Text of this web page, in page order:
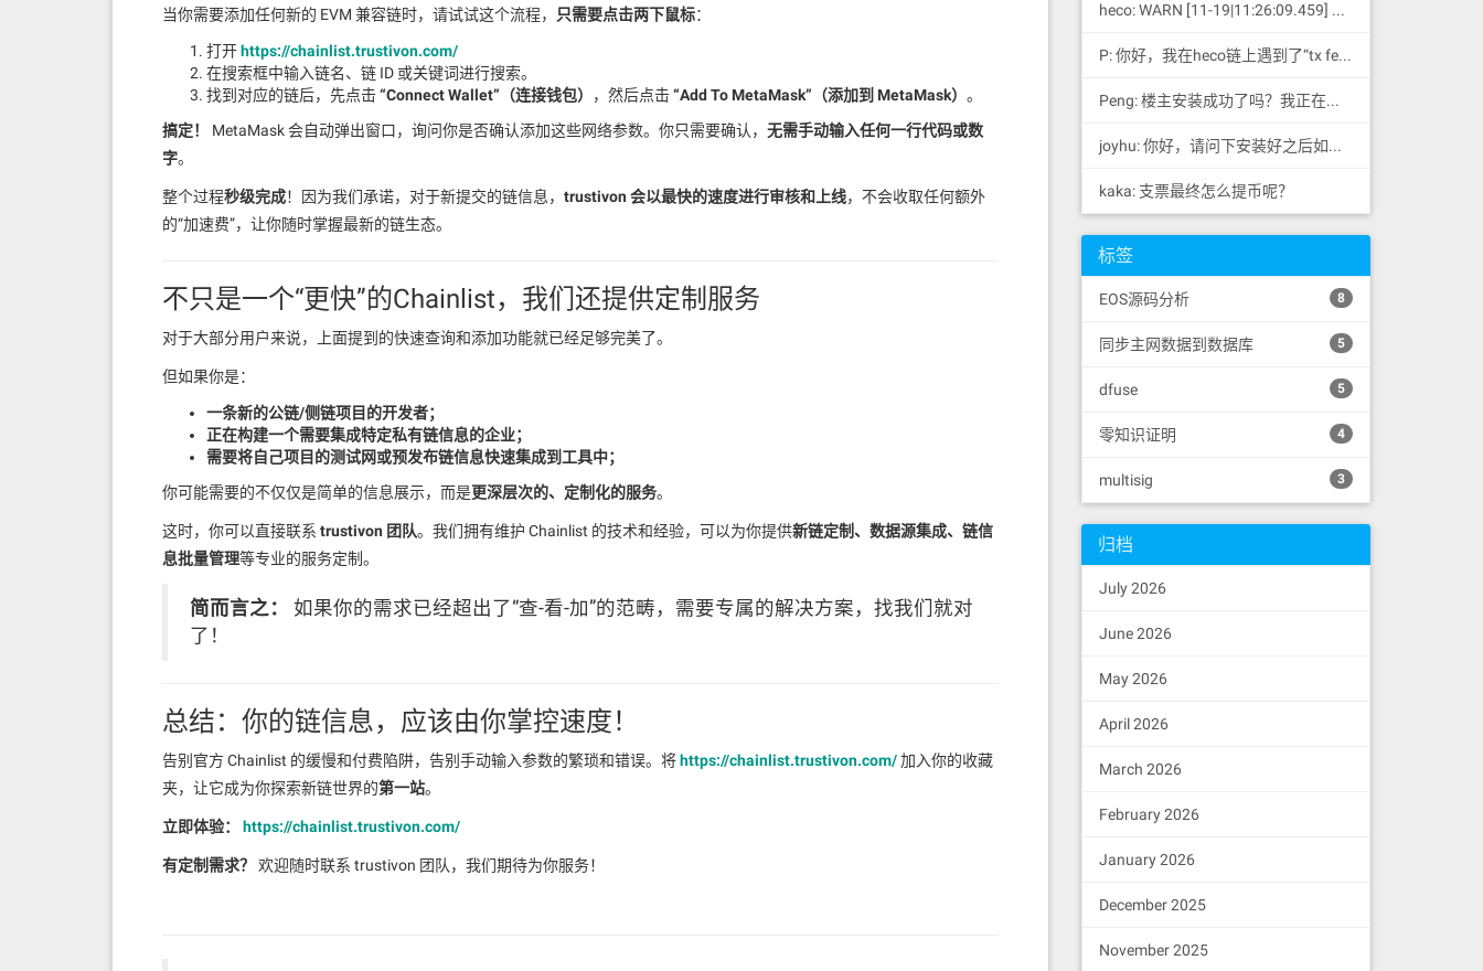
当你需要添加任何新的 EVM 兼容链时，请试试这个流程， 只需要点击两下鼠标：
打开https://chainlist.trustivon.com/
在搜索框中输入链名、链 ID 或关键词进行搜索。
找到对应的链后，先点击“Connect Wallet”（连接钱包） ，然后点击“Add To MetaMask”（添加到 MetaMask） 。
搞定！
MetaMask 会自动弹出窗口，询问你是否确认添加这些网络参数。你只需要确认， 无需手动输入任何一行代码或数
字。
整个过程秒级完成！因为我们承诺，对于新提交的链信息， trustivon 会以最快的速度进行审核和上线，不会收取任何额外
的“加速费”，让你随时掌握最新的链生态。
不只是一个“更快”的Chainlist，我们还提供定制服务
对于大部分用户来说，上面提到的快速查询和添加功能就已经足够完美了。
但如果你是：
一条新的公链/侧链项目的开发者；
正在构建一个需要集成特定私有链信息的企业；
需要将自己项目的测试网或预发布链信息快速集成到工具中；
你可能需要的不仅仅是简单的信息展示，而是更深层次的、定制化的服务。
这时，你可以直接联系 trustivon 团队。我们拥有维护 Chainlist 的技术和经验，可以为你提供新链定制、数据源集成、链信
息批量管理等专业的服务定制。
简而言之：
如果你的需求已经超出了“查-看-加”的范畴，需要专属的解决方案，找我们就对
了！
总结：你的链信息，应该由你掌控速度！
告别官方 Chainlist 的缓慢和付费陷阱，告别手动输入参数的繁琐和错误。将https://chainlist.trustivon.com/加入你的收藏
夹，让它成为你探索新链世界的第一站。
立即体验： https://chainlist.trustivon.com/
有定制需求？ 欢迎随时联系 trustivon 团队，我们期待为你服务！
heco: WARN [11-19|11:26:09.459] N...
P: 你好，我在heco链上遇到了“tx fee excee...
Peng: 楼主安装成功了吗？我正在同步区块链，一天了，差不多才同...
joyhu: 你好，请问下安装好之后如何获取到bee.yaml配置文...
kaka: 支票最终怎么提币呢？
标签
EOS源码分析 8
同步主网数据到数据库 5
dfuse 5
零知识证明 4
multisig 3
归档
July 2026
June 2026
May 2026
April 2026
March 2026
February 2026
January 2026
December 2025
November 2025